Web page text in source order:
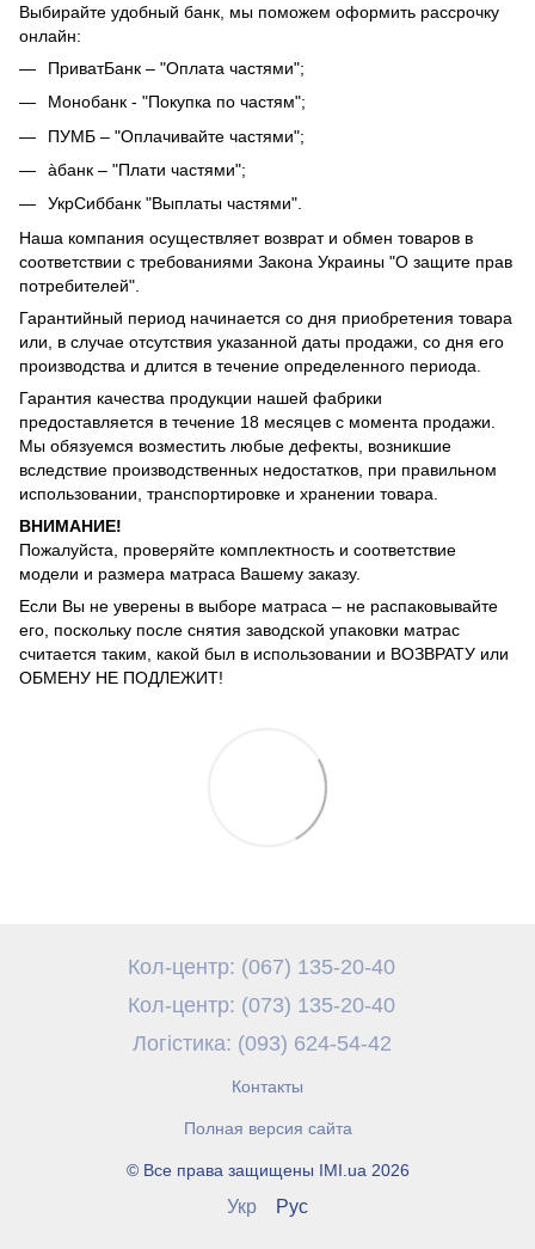
Выбирайте удобный банк, мы поможем оформить рассрочку
онлайн:
ПриватБанк – "Оплата частями";
Монобанк - "Покупка по частям";
ПУМБ – "Оплачивайте частями";
àбанк – "Плати частями";
УкрСиббанк "Выплаты частями".
Наша компания осуществляет возврат и обмен товаров в
соответствии с требованиями Закона Украины "О защите прав
потребителей".
Гарантийный период начинается со дня приобретения товара
или, в случае отсутствия указанной даты продажи, со дня его
производства и длится в течение определенного периода.
Гарантия качества продукции нашей фабрики
предоставляется в течение 18 месяцев с момента продажи.
Мы обязуемся возместить любые дефекты, возникшие
вследствие производственных недостатков, при правильном
использовании, транспортировке и хранении товара.
ВНИМАНИЕ!
Пожалуйста, проверяйте комплектность и соответствие
модели и размера матраса Вашему заказу.
Если Вы не уверены в выборе матраса – не распаковывайте
его, поскольку после снятия заводской упаковки матрас
считается таким, какой был в использовании и ВОЗВРАТУ или
ОБМЕНУ НЕ ПОДЛЕЖИТ!
Кол-центр: (067) 135-20-40
Кол-центр: (073) 135-20-40
Логістика: (093) 624-54-42
Контакты
Полная версия сайта
© Все права защищены IMI.ua 2026
Укр Рус